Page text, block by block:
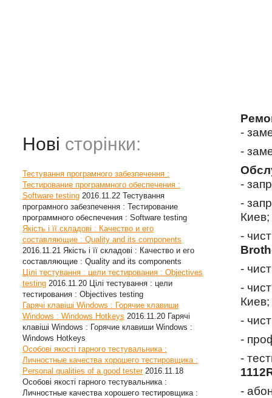
Нові сторінки:
Тестування програмного забезпечення :
Тестирование программного обеспечения :
Software testing 2016.11.22 Тестування
програмного забезпечення : Тестирование
программного обеспечения : Software testing
Якість і її складові : Качество и его
составляющие : Quality and its components
2016.11.21 Якість і її складові : Качество и его
составляющие : Quality and its components
Цілі тестування : цели тестирования : Objectives
testing 2016.11.20 Цілі тестування : цели
тестирования : Objectives testing
Гарячі клавіші Windows : Горячие клавиши
Windows : Windows Hotkeys 2016.11.20 Гарячі
клавіші Windows : Горячие клавиши Windows :
Windows Hotkeys
Особові якості гарного тестувальника :
Личностные качества хорошего тестировщика :
Personal qualities of a good tester 2016.11.18
Особові якості гарного тестувальника :
Личностные качества хорошего тестировщика :
-
-
-
-
Киев;
-
-
-
Киев;
-
-
-
-